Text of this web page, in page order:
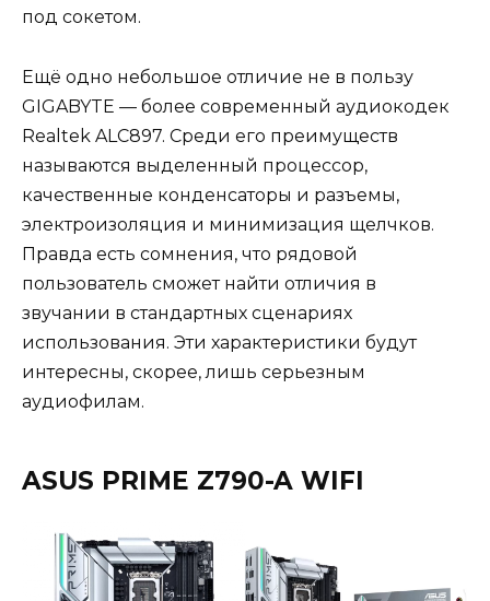
под сокетом.
Ещё одно небольшое отличие не в пользу
GIGABYTE — более современный аудиокодек
Realtek ALC897. Среди его преимуществ
называются выделенный процессор,
качественные конденсаторы и разъемы,
электроизоляция и минимизация щелчков.
Правда есть сомнения, что рядовой
пользователь сможет найти отличия в
звучании в стандартных сценариях
использования. Эти характеристики будут
интересны, скорее, лишь серьезным
аудиофилам.
ASUS PRIME Z790-A WIFI